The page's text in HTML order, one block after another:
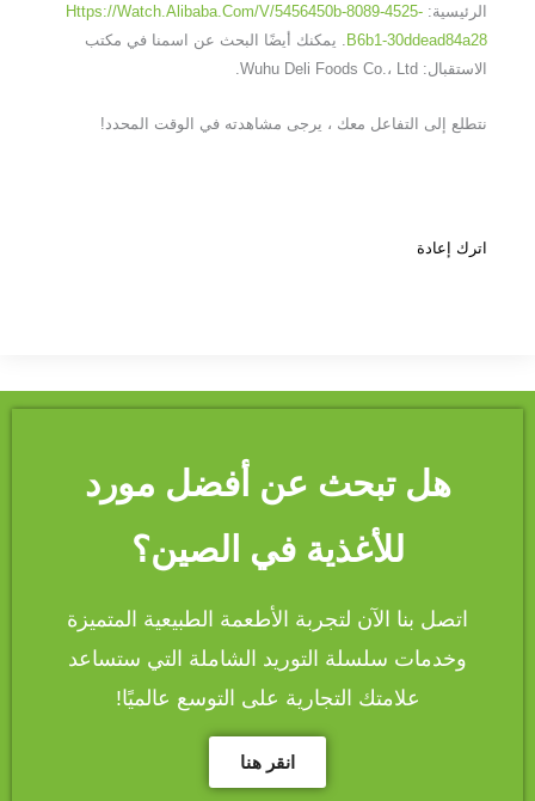
الرئيسية: Https://watch.alibaba.com/v/5456450b-8089-4525-
B6b1-30ddead84a28
. يمكنك أيضًا البحث عن اسمنا في مكتب
الاستقبال: Wuhu Deli Foods Co.، Ltd.
نتطلع إلى التفاعل معك ، يرجى مشاهدته في الوقت المحدد!
اترك إعادة
هل تبحث عن أفضل مورد
للأغذية في الصين؟
اتصل بنا الآن لتجربة الأطعمة الطبيعية المتميزة
وخدمات سلسلة التوريد الشاملة التي ستساعد
علامتك التجارية على التوسع عالميًا!
انقر هنا